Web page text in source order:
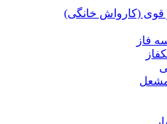
قوی (کارواش خانگی)
فاز
مشعل